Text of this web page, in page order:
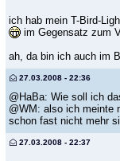
ich hab mein T-Bird-
im Gegensatz zum
ah, da bin ich auch im
27.03.2008 - 22:36
@HaBa: Wie soll ich
@WM: also ich meinte
schon fast nicht mehr
27.03.2008 - 22:37